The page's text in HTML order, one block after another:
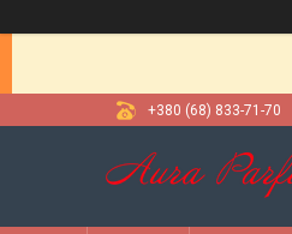
+380 (68) 833-71-70